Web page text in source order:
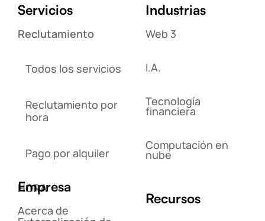
Servicios
Reclutamiento
Todos los servicios
Reclutamiento por
hora
Pago por alquiler
HORA
Industrias
Web 3
I.A.
Tecnología
financiera
Computación en
nube
Empresa
Acerca de
Recursos